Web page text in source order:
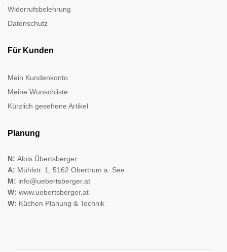
Widerrufsbelehrung
Datenschutz
Für Kunden
Mein Kundenkonto
Meine Wunschliste
Kürzlich gesehene Artikel
Planung
N: Alois Übertsberger
A: Mühlstr. 1, 5162 Obertrum a. See
M: info@uebertsberger.at
W: www.uebertsberger.at
W: Küchen Planung & Technik